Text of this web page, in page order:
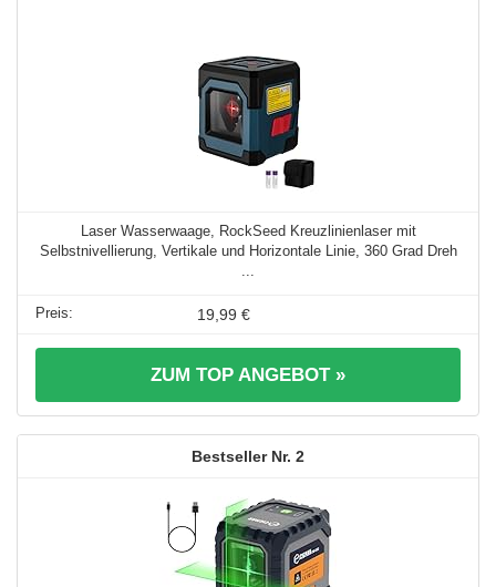
Laser Wasserwaage, RockSeed Kreuzlinienlaser mit
Selbstnivellierung, Vertikale und Horizontale Linie, 360 Grad Dreh
19,99 €
ZUM TOP ANGEBOT »
2